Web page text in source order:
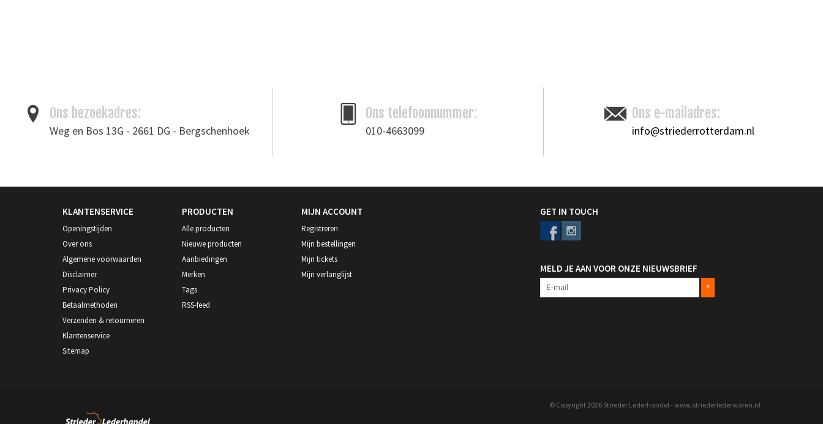
Ons bezoekadres:
Weg en Bos 13G - 2661 DG - Bergschenhoek
Ons telefoonnummer:
010-4663099
Ons e-mailadres:
info@striederrotterdam.nl
KLANTENSERVICE
Openingstijden
Over ons
Algemene voorwaarden
Disclaimer
Privacy Policy
Betaalmethoden
Verzenden & retourneren
Klantenservice
Sitemap
PRODUCTEN
Alle producten
Nieuwe producten
Aanbiedingen
Merken
Tags
RSS-feed
MIJN ACCOUNT
Registreren
Mijn bestellingen
Mijn tickets
Mijn verlanglijst
GET IN TOUCH
MELD JE AAN VOOR ONZE NIEUWSBRIEF
>
© Copyright 2026 Strieder Lederhandel - www.striederlederwaren.nl